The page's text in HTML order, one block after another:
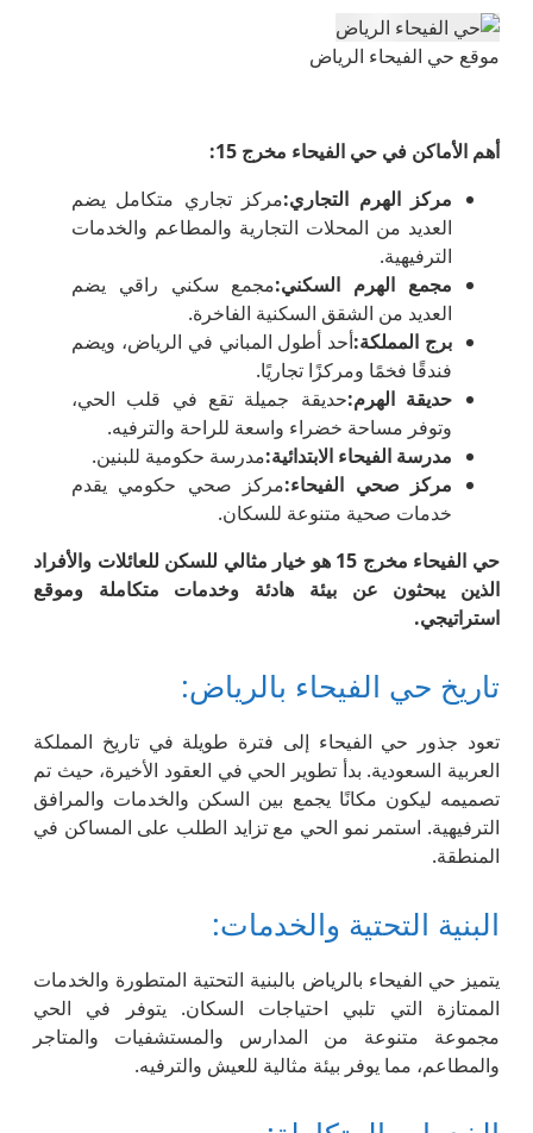
موقع حي الفيحاء الرياض
أهم الأماكن في حي الفيحاء مخرج 15
:
مركز الهرم التجاري:مركز تجاري متكامل يضم
العديد من المحلات التجارية والمطاعم والخدمات
الترفيهية.
مجمع الهرم السكني:مجمع سكني راقي يضم
العديد من الشقق السكنية الفاخرة.
برج المملكة:أحد أطول المباني في الرياض، ويضم
فندقًا فخمًا ومركزًا تجاريًا.
حديقة الهرم:حديقة جميلة تقع في قلب الحي،
وتوفر مساحة خضراء واسعة للراحة والترفيه.
مدرسة الفيحاء الابتدائية:مدرسة حكومية للبنين.
مركز صحي الفيحاء:مركز صحي حكومي يقدم
خدمات صحية متنوعة للسكان.
حي الفيحاء مخرج 15 هو خيار مثالي للسكن للعائلات والأفراد
الذين يبحثون عن بيئة هادئة وخدمات متكاملة وموقع
استراتيجي.
تاريخ حي الفيحاء بالرياض:
تعود جذور حي الفيحاء إلى فترة طويلة في تاريخ المملكة
العربية السعودية. بدأ تطوير الحي في العقود الأخيرة، حيث تم
تصميمه ليكون مكانًا يجمع بين السكن والخدمات والمرافق
الترفيهية. استمر نمو الحي مع تزايد الطلب على المساكن في
المنطقة.
البنية التحتية والخدمات:
يتميز حي الفيحاء بالرياض بالبنية التحتية المتطورة والخدمات
الممتازة التي تلبي احتياجات السكان. يتوفر في الحي
مجموعة متنوعة من المدارس والمستشفيات والمتاجر
والمطاعم، مما يوفر بيئة مثالية للعيش والترفيه.